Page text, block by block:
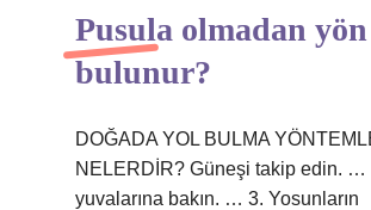
Pusula olmadan yön
bulunur?
DOĞADA YOL BULMA
NELERDİR? Güneşi takip edin. …
yuvalarına bakın. … 3. Yosunların